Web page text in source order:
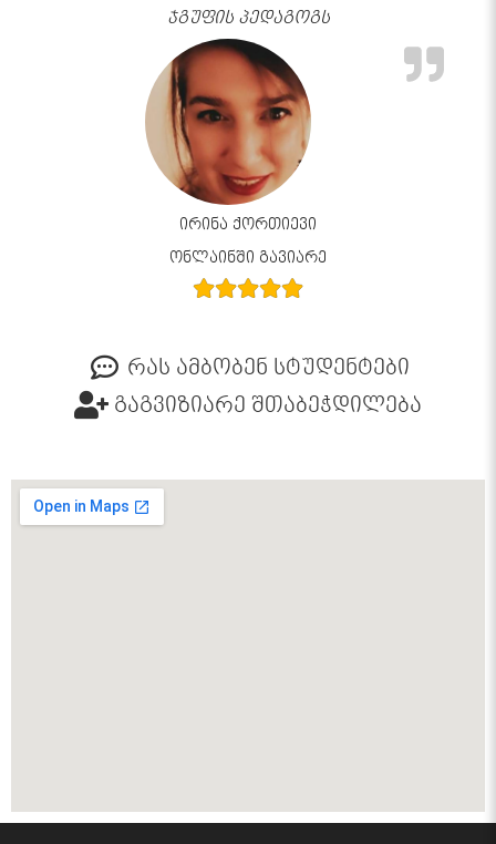
ჯგუფის პედაგოგს
ირინა ქორთიევი
ონლაინში გავიარე
რას ამბობენ სტუდენტები
გაგვიზიარე შთაბეჭდილება